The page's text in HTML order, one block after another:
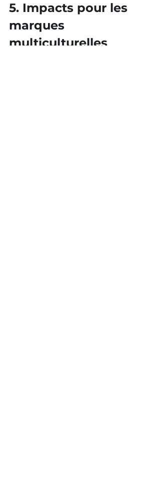
5. Impacts pour les
marques
multiculturelles